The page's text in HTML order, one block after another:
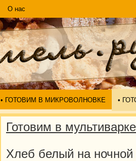
О нас
• ГОТОВИМ В МИКРОВОЛНОВКЕ •
Готовим в мультиварке
Хлеб белый на ночной